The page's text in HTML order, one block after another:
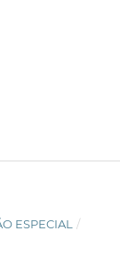
ESPECIAL
/